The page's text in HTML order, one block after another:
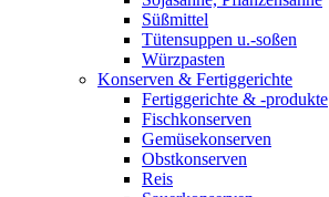
Süßmittel
Tütensuppen u.-soßen
Würzpasten
Konserven & Fertiggerichte
Fertiggerichte & -produkte
Fischkonserven
Gemüsekonserven
Obstkonserven
Reis